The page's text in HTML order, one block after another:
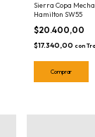
Sierra Copa
Hamilton SW55
$20.400,00
$17.340,00 con